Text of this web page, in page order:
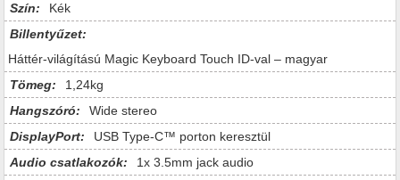
Szín:
Kék
Billentyűzet:
Háttér-világítású Magic Keyboard Touch ID‑val – magyar
Tömeg:
1,24kg
Hangszóró:
Wide stereo
DisplayPort:
USB Type-C™ porton keresztül
Audio csatlakozók:
1x 3.5mm jack audio